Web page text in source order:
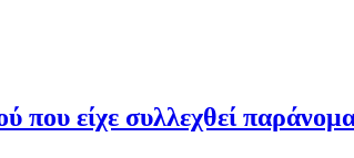
που είχε συλλεχθεί